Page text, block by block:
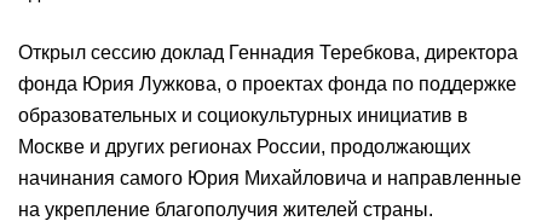
Открыл сессию доклад Геннадия Теребкова, директора
фонда Юрия Лужкова, о проектах фонда по поддержке
образовательных и социокультурных инициатив в
Москве и других регионах России, продолжающих
начинания самого Юрия Михайловича и направленные
на укрепление благополучия жителей страны.